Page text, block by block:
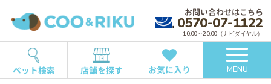
お問い合わせはこちら
0570-07-1122
10:00～20:00（ナビダイヤル）
ペット検索 店舗を探す お気に入り MENU